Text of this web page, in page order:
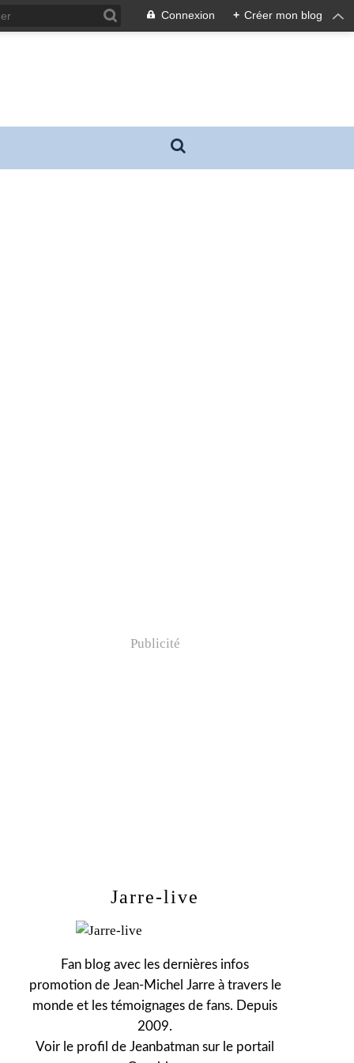
Connexion + Créer mon blog
Publicité
Jarre-live
Fan blog avec les dernières infos
promotion de Jean-Michel Jarre à travers le
monde et les témoignages de fans. Depuis
2009.
Voir le profil de Jeanbatman sur le portail